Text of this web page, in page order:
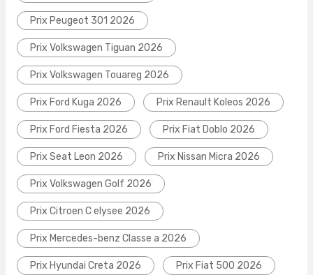
Prix Peugeot 301 2026
Prix Volkswagen Tiguan 2026
Prix Volkswagen Touareg 2026
Prix Ford Kuga 2026 Prix Renault Koleos 2026
Prix Ford Fiesta 2026 Prix Fiat Doblo 2026
Prix Seat Leon 2026 Prix Nissan Micra 2026
Prix Volkswagen Golf 2026
Prix Citroen C elysee 2026
Prix Mercedes-benz Classe a 2026
Prix Hyundai Creta 2026 Prix Fiat 500 2026